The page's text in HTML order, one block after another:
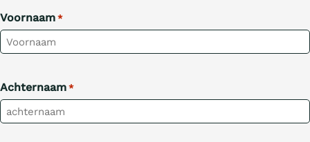
Voornaam *
Achternaam *